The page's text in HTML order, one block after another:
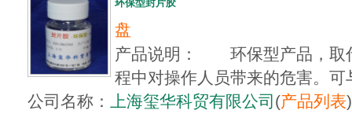
环保型封片胶
盘
产品说明： 环保型产品，取
程中对操作人员带来的危害。可
公司名称：
上海玺华科贸有限公司 (产品列表)